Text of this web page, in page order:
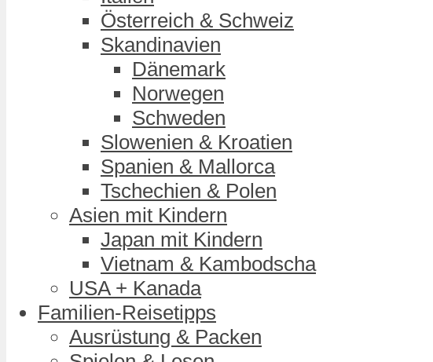
Österreich & Schweiz
Skandinavien
Dänemark
Norwegen
Schweden
Slowenien & Kroatien
Spanien & Mallorca
Tschechien & Polen
Asien mit Kindern
Japan mit Kindern
Vietnam & Kambodscha
USA + Kanada
Familien-Reisetipps
Ausrüstung & Packen